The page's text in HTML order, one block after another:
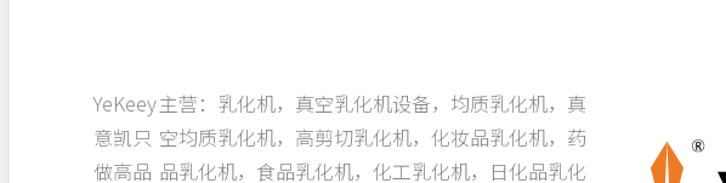
YeKeey
意凯只
做高品
主营：乳化机，真空乳化机设备，均质乳化机，真
空均质乳化机，高剪切乳化机，化妆品乳化机，药
品乳化机，食品乳化机，化工乳化机，日化品乳化